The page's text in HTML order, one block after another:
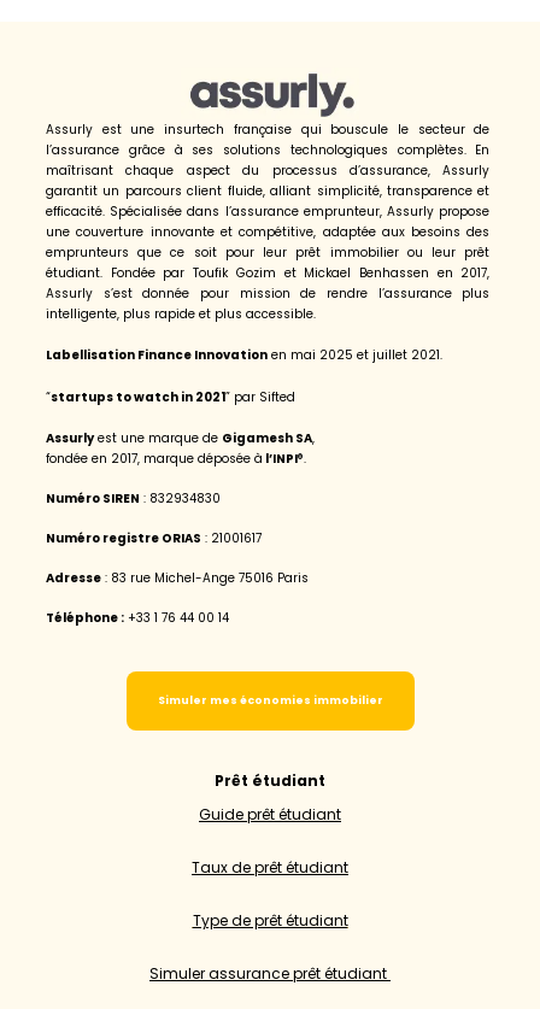
Assurly est une insurtech française qui bouscule le secteur de
l’assurance grâce à ses solutions technologiques complètes. En
maîtrisant chaque aspect du processus d’assurance, Assurly
garantit un parcours client fluide, alliant simplicité, transparence et
efficacité. Spécialisée dans l’assurance emprunteur, Assurly propose
une couverture innovante et compétitive, adaptée aux besoins des
emprunteurs que ce soit pour leur prêt immobilier ou leur prêt
étudiant. Fondée par Toufik Gozim et Mickael Benhassen en 2017,
Assurly s’est donnée pour mission de rendre l’assurance plus
intelligente, plus rapide et plus accessible.
Labellisation Finance Innovation en mai 2025 et juillet 2021.
“startups to watch in 2021” par Sifted
Assurlyest une marque de Gigamesh SA,
fondée en 2017, marque déposée à l’INPI®.
Numéro SIREN ‌: 832934830
Numéro registre ORIAS : 21001617
Adresse : 83 rue Michel-Ange 75016 Paris
Téléphone : +33 1 76 44 00 14
Simuler mes économies immobilier
Prêt étudiant
Guide prêt étudiant
Taux de prêt étudiant
Type de prêt étudiant
Simuler assurance prêt étudiant